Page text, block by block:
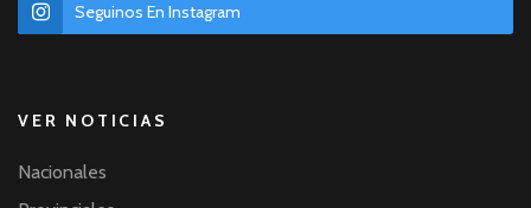
Seguinos En Instagram
VER NOTICIAS
Nacionales